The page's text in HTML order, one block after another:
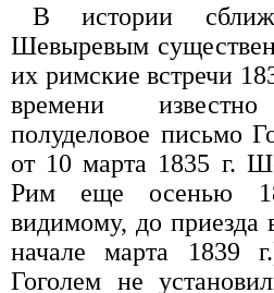
В истории
Шевыревым
их римские встречи
времени
полуделовое письмо
от 10 марта 1835 г.
Рим еще осенью
видимому, до приезда
начале марта 1839
Гоголем не